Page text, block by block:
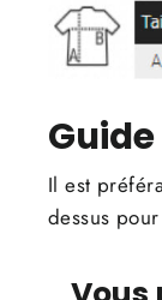
Il est
dessus